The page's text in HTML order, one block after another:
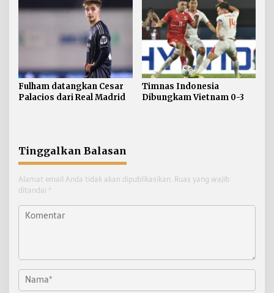
Fulham datangkan Cesar
Palacios dari Real Madrid
Timnas Indonesia
Dibungkam Vietnam 0-3
Tinggalkan Balasan
Alamat email Anda tidak akan dipublikasikan. Ruas yang wajib
ditandai *